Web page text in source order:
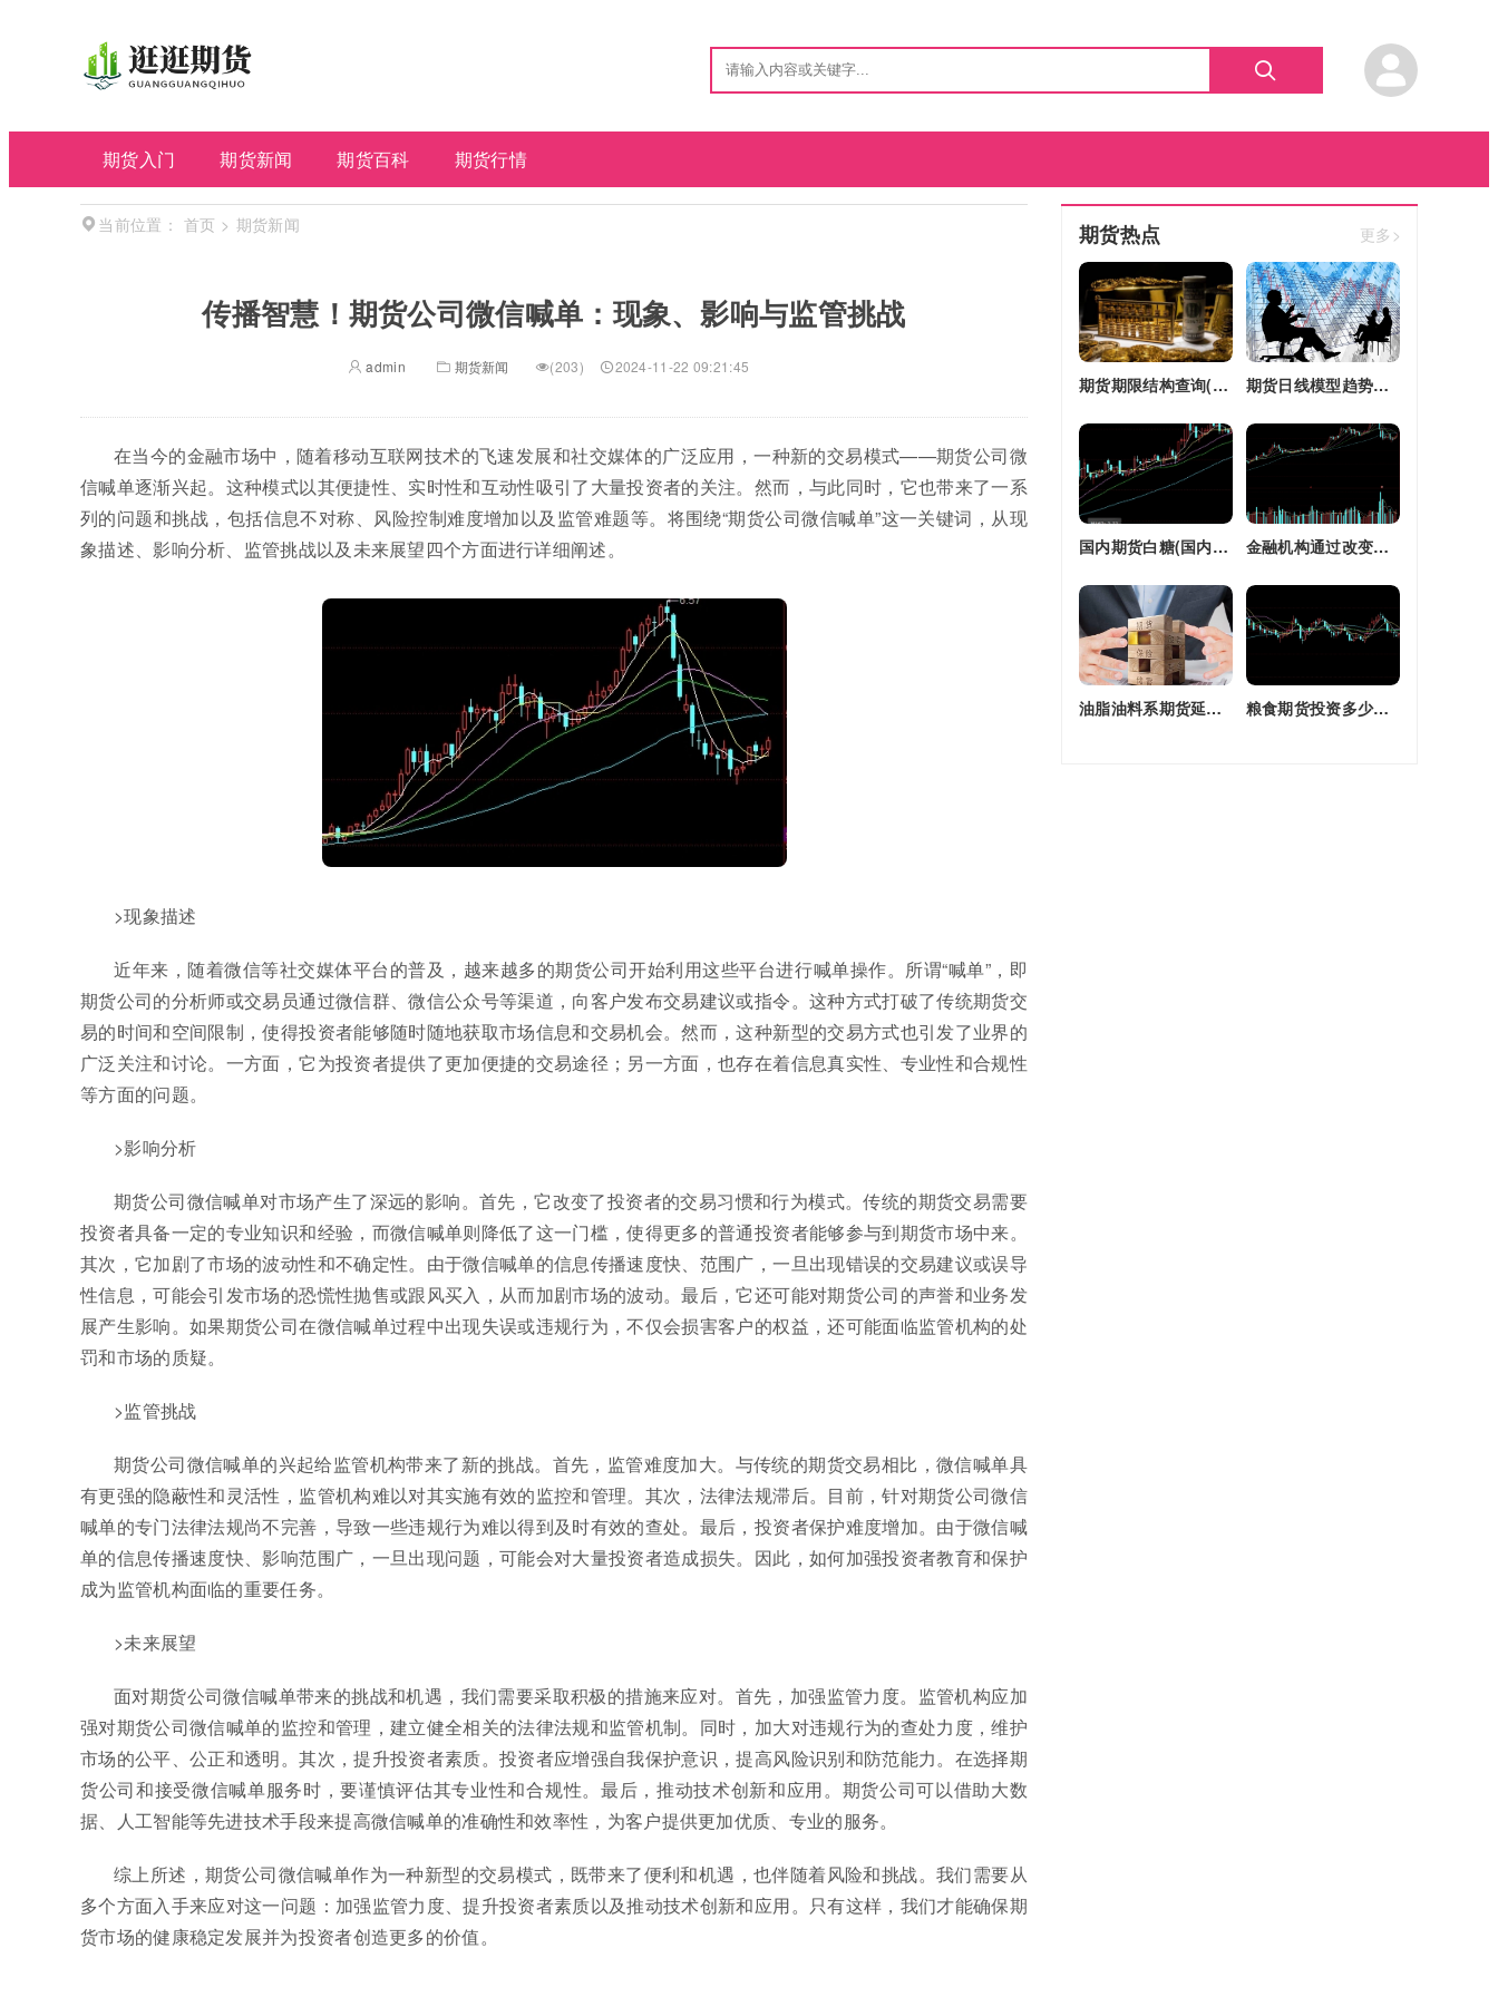
期货入门 期货新闻 期货百科 期货行情
当前位置： 首页 > 期货新闻
传播智慧！期货公司微信喊单：现象、影响与监管挑战
admin 期货新闻 (203) 2024-11-22 09:21:45
在当今的金融市场中，随着移动互联网技术的飞速发展和社交媒体的广泛应用，一种新的交易模式——期货公司微
信喊单逐渐兴起。这种模式以其便捷性、实时性和互动性吸引了大量投资者的关注。然而，与此同时，它也带来了一系
列的问题和挑战，包括信息不对称、风险控制难度增加以及监管难题等。将围绕“期货公司微信喊单”这一关键词，从现
象描述、影响分析、监管挑战以及未来展望四个方面进行详细阐述。
>现象描述
近年来，随着微信等社交媒体平台的普及，越来越多的期货公司开始利用这些平台进行喊单操作。所谓“喊单”，即
期货公司的分析师或交易员通过微信群、微信公众号等渠道，向客户发布交易建议或指令。这种方式打破了传统期货交
易的时间和空间限制，使得投资者能够随时随地获取市场信息和交易机会。然而，这种新型的交易方式也引发了业界的
广泛关注和讨论。一方面，它为投资者提供了更加便捷的交易途径；另一方面，也存在着信息真实性、专业性和合规性
等方面的问题。
>影响分析
期货公司微信喊单对市场产生了深远的影响。首先，它改变了投资者的交易习惯和行为模式。传统的期货交易需要
投资者具备一定的专业知识和经验，而微信喊单则降低了这一门槛，使得更多的普通投资者能够参与到期货市场中来。
其次，它加剧了市场的波动性和不确定性。由于微信喊单的信息传播速度快、范围广，一旦出现错误的交易建议或误导
性信息，可能会引发市场的恐慌性抛售或跟风买入，从而加剧市场的波动。最后，它还可能对期货公司的声誉和业务发
展产生影响。如果期货公司在微信喊单过程中出现失误或违规行为，不仅会损害客户的权益，还可能面临监管机构的处
罚和市场的质疑。
>监管挑战
期货公司微信喊单的兴起给监管机构带来了新的挑战。首先，监管难度加大。与传统的期货交易相比，微信喊单具
有更强的隐蔽性和灵活性，监管机构难以对其实施有效的监控和管理。其次，法律法规滞后。目前，针对期货公司微信
喊单的专门法律法规尚不完善，导致一些违规行为难以得到及时有效的查处。最后，投资者保护难度增加。由于微信喊
单的信息传播速度快、影响范围广，一旦出现问题，可能会对大量投资者造成损失。因此，如何加强投资者教育和保护
成为监管机构面临的重要任务。
>未来展望
面对期货公司微信喊单带来的挑战和机遇，我们需要采取积极的措施来应对。首先，加强监管力度。监管机构应加
强对期货公司微信喊单的监控和管理，建立健全相关的法律法规和监管机制。同时，加大对违规行为的查处力度，维护
市场的公平、公正和透明。其次，提升投资者素质。投资者应增强自我保护意识，提高风险识别和防范能力。在选择期
货公司和接受微信喊单服务时，要谨慎评估其专业性和合规性。最后，推动技术创新和应用。期货公司可以借助大数
据、人工智能等先进技术手段来提高微信喊单的准确性和效率性，为客户提供更加优质、专业的服务。
综上所述，期货公司微信喊单作为一种新型的交易模式，既带来了便利和机遇，也伴随着风险和挑战。我们需要从
多个方面入手来应对这一问题：加强监管力度、提升投资者素质以及推动技术创新和应用。只有这样，我们才能确保期
货市场的健康稳定发展并为投资者创造更多的价值。
期货热点 更多>
期货期限结构查询(期货期限结构) 期货日线模型趋势图(期货日线模型趋势图怎么看)
国内期货白糖(国内期货白糖合约是怎么交割) 金融机构通过改变持有的股指期货合约(股指期货合约最长持有多久)
油脂油料系期货延续强劲走势(油脂期货是什么) 粮食期货投资多少钱一个月(粮食期货投资多少钱一个月啊)